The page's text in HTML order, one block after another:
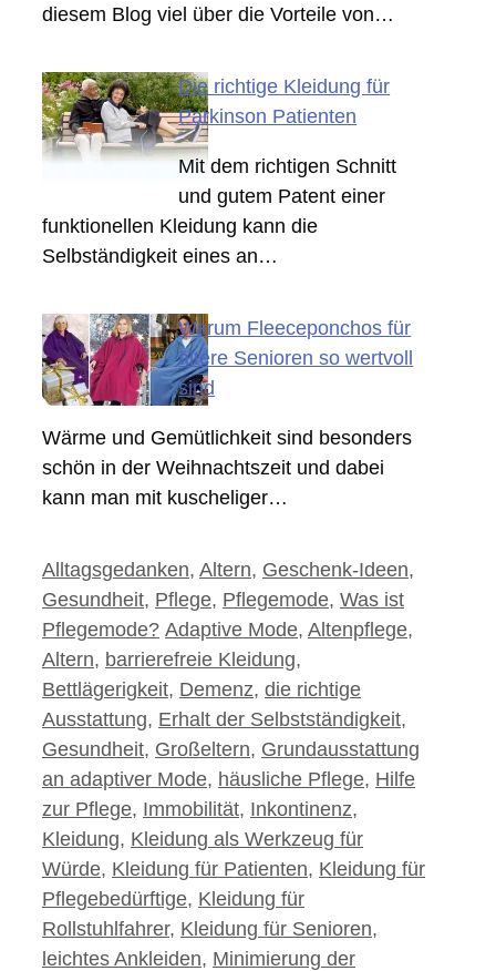
diesem Blog viel über die Vorteile von…
Die richtige Kleidung für
Parkinson Patienten
Mit dem richtigen Schnitt
und gutem Patent einer
funktionellen Kleidung kann die
Selbständigkeit eines an…
Warum Fleeceponchos für
ältere Senioren so wertvoll
sind
Wärme und Gemütlichkeit sind besonders
schön in der Weihnachtszeit und dabei
kann man mit kuscheliger…
Kategorien
Alltagsgedanken, Altern, Geschenk-Ideen,
Gesundheit, Pflege, Pflegemode, Was ist
Pflegemode? Schlagwörter
Adaptive Mode, Altenpflege,
Altern, barrierefreie Kleidung,
Bettlägerigkeit, Demenz, die richtige
Ausstattung, Erhalt der Selbstständigkeit,
Gesundheit, Großeltern, Grundausstattung
an adaptiver Mode, häusliche Pflege, Hilfe
zur Pflege, Immobilität, Inkontinenz,
Kleidung, Kleidung als Werkzeug für
Würde, Kleidung für Patienten, Kleidung für
Pflegebedürftige, Kleidung für
Rollstuhlfahrer, Kleidung für Senioren,
leichtes Ankleiden, Minimierung der